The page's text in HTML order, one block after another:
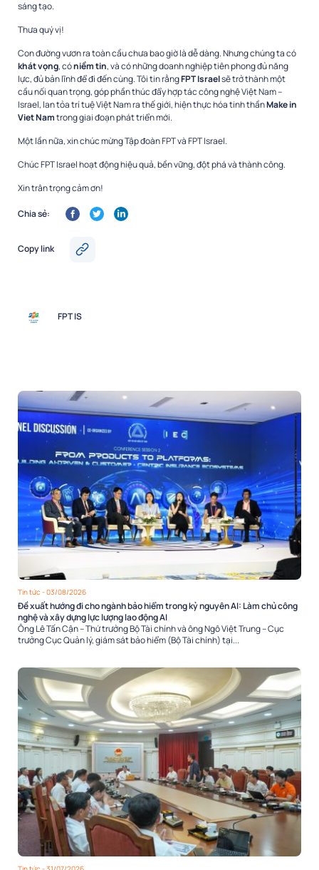
sáng tạo.
Thưa quý vị!
Con đường vươn ra toàn cầu chưa bao giờ là dễ dàng. Nhưng chúng ta có
khát vọng, cóniềm tin, và có những doanh nghiệp tiên phong đủ năng
lực, đủ bản lĩnh để đi đến cùng. Tôi tin rằngFPT Israelsẽ trở thành một
cầu nối quan trọng, góp phần thúc đẩy hợp tác công nghệ Việt Nam –
Israel, lan tỏa trí tuệ Việt Nam ra thế giới, hiện thực hóa tinh thầnMake in
Viet Namtrong giai đoạn phát triển mới.
Một lần nữa, xin chúc mừng Tập đoàn FPT và FPT Israel.
Chúc FPT Israel hoạt động hiệu quả, bền vững, đột phá và thành công.
Xin trân trọng cảm ơn!
Chia sẻ:
Copy link
FPT IS
Tin tức - 03/08/2026
Đề xuất hướng đi cho ngành bảo hiểm trong kỷ nguyên AI: Làm chủ công
nghệ và xây dựng lực lượng lao động AI
Ông Lê Tấn Cận – Thứ trưởng Bộ Tài chính và ông Ngô Việt Trung – Cục
trưởng Cục Quản lý, giám sát bảo hiểm (Bộ Tài chính) tại...